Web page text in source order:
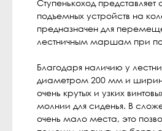
Ступенькоход
подъемных устройств на
предназначен для
лестничным маршам при
Благодаря наличию у
диаметром 200 мм и
очень крутых и узких
молнии для сиденья. В
очень мало места, это